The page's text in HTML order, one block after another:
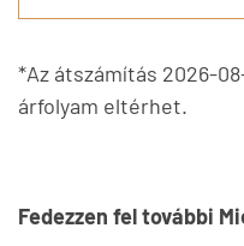
*Az átszámítás 2026-
árfolyam eltérhet.
Fedezzen fel további